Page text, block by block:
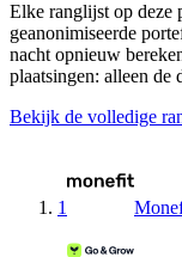
Elke ranglijst op deze
geanonimiseerde
nacht opnieuw
plaatsingen: alleen de
Bekijk de volledige
1